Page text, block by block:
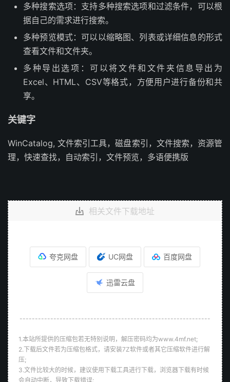
多种搜索选项：支持多种搜索选项和过滤条件，可以根
据自己的需求进行搜索。
多种预览模式：可以以缩略图、列表或详细信息的形式
查看文件和文件夹。
多种导出选项：可以将文件和文件夹信息导出为
Excel、HTML、CSV等格式，方便用户进行备份和共
享。
关键字
WinCatalog, 文件索引工具，磁盘索引，文件搜索，资源管
理，快速查找，自动索引，文件预览，多语便携版
相关文件下载地址
夸克网盘 UC网盘 百度网盘
迅雷云盘
--------------------------------------------------------------
1.本站所提供的压缩包若无特别说明，解压密码均为www.4mf.net;
2.下载后文件若为压缩包格式，请安装7Z软件或者其它压缩软件进行解
压;
3.文件比较大的时候，建议使用下载工具进行下载，浏览器下载有时候
会自动中断，导致下载错误;